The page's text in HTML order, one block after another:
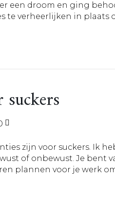
een droom en ging
te verheerlijken in plaats
zijn voor suckers. Ik
of onbewust. Je bent
plannen voor je werk